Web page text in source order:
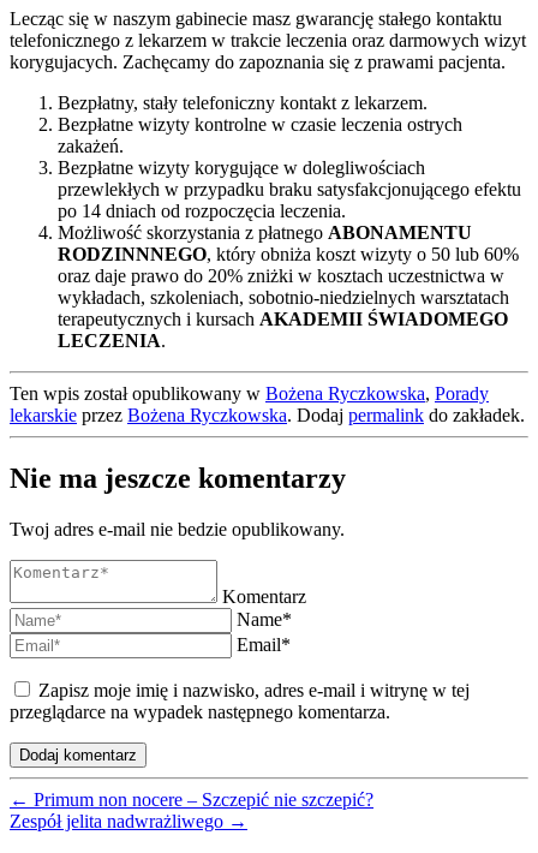
Lecząc się w naszym gabinecie masz gwarancję stałego kontaktu
telefonicznego z lekarzem w trakcie leczenia oraz darmowych wizyt
korygujacych. Zachęcamy do zapoznania się z prawami pacjenta.
Bezpłatny, stały telefoniczny kontakt z lekarzem.
Bezpłatne wizyty kontrolne w czasie leczenia ostrych
zakażeń.
Bezpłatne wizyty korygujące w dolegliwościach
przewlekłych w przypadku braku satysfakcjonującego efektu
po 14 dniach od rozpoczęcia leczenia.
Możliwość skorzystania z płatnego ABONAMENTU
RODZINNNEGO, który obniża koszt wizyty o 50 lub 60%
oraz daje prawo do 20% zniżki w kosztach uczestnictwa w
wykładach, szkoleniach, sobotnio-niedzielnych warsztatach
terapeutycznych i kursach AKADEMII ŚWIADOMEGO
LECZENIA.
Ten wpis został opublikowany w Bożena Ryczkowska, Porady
lekarskie przez Bożena Ryczkowska. Dodaj permalink do zakładek.
Nie ma jeszcze komentarzy
Twoj adres e-mail nie bedzie opublikowany.
Komentarz
Name*
Email*
Zapisz moje imię i nazwisko, adres e-mail i witrynę w tej
przeglądarce na wypadek następnego komentarza.
← Primum non nocere – Szczepić nie szczepić?
Zespół jelita nadwrażliwego →